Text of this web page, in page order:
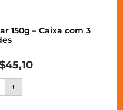
150g – Caixa com 3
45,10
+